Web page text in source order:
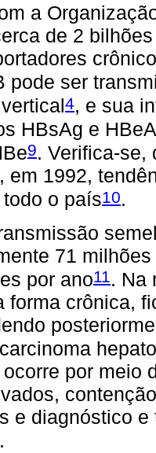
a
de 2
pode ser
4, e sua
HBsAg e
9. Verifica-se,
em 1992,
o país10.
71
por ano11. Na
forma crônica,
por meio
e diagnóstico
.